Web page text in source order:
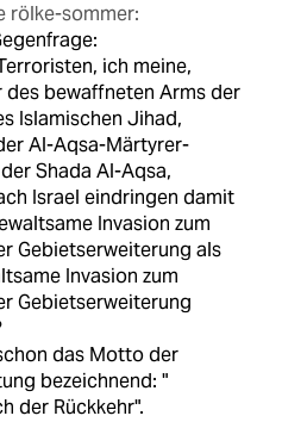
rölke-sommer:
ich meine,
bewaffneten Arms der
Islamischen Jihad,
Al-Aqsa-Märtyrer-
Shada Al-Aqsa,
Israel eindringen damit
Invasion zum
Gebietserweiterung als
Invasion zum
Gebietserweiterung
das Motto der
bezeichnend: "
der Rückkehr".